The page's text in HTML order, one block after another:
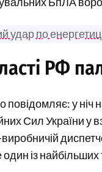
удар по
РФ
у ніч
Сил України у
один із